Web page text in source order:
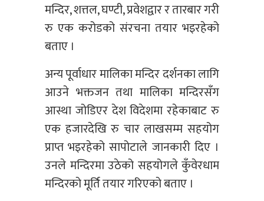
मन्दिर, शत्तल, घण्टी, प्रवेशद्वार र तारबार गरी
रु एक करोडको संरचना तयार भइरहेको
बताए ।
अन्य पूर्वाधार मालिका मन्दिर दर्शनका लागि
आउने भक्तजन तथा मालिका मन्दिरसँग
आस्था जोडिएर देश विदेशमा रहेकाबाट रु
एक हजारदेखि रु चार लाखसम्म सहयोग
प्राप्त भइरहेको सापोटाले जानकारी दिए ।
उनले मन्दिरमा उठेको सहयोगले कुँवेरधाम
मन्दिरको मूर्ति तयार गरिएको बताए ।